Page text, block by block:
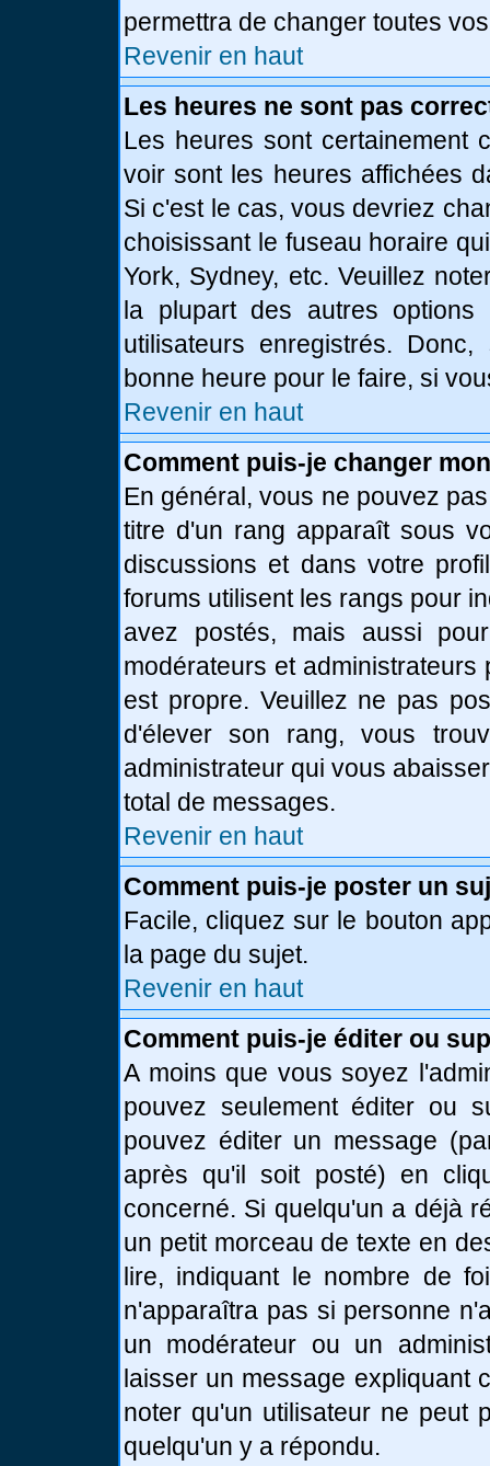
permettra de changer toutes
Revenir en haut
Les heures ne sont pas
Les heures sont certainement
voir sont les heures affichées
Si c'est le cas, vous devriez
choisissant le fuseau horaire
York, Sydney, etc. Veuillez
la plupart des autres
utilisateurs enregistrés.
bonne heure pour le faire, si
Revenir en haut
Comment puis-je changer
En général, vous ne pouvez
titre d'un rang apparaît sous
discussions et dans votre
forums utilisent les rangs pour
avez postés, mais aussi
modérateurs et
est propre. Veuillez ne pas
d'élever son rang, vous
administrateur qui vous
total de messages.
Revenir en haut
Comment puis-je poster un
Facile, cliquez sur le bouton
la page du sujet.
Revenir en haut
Comment puis-je éditer ou
A moins que vous soyez
pouvez seulement éditer ou
pouvez éditer un message
après qu'il soit posté) en
concerné. Si quelqu'un a déjà
un petit morceau de texte en
lire, indiquant le nombre de
n'apparaîtra pas si personne
un modérateur ou un
laisser un message expliquant
noter qu'un utilisateur ne peut
quelqu'un y a répondu.